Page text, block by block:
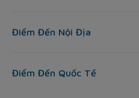
Điểm Đến Nội Địa
Điểm Đến Quốc Tế